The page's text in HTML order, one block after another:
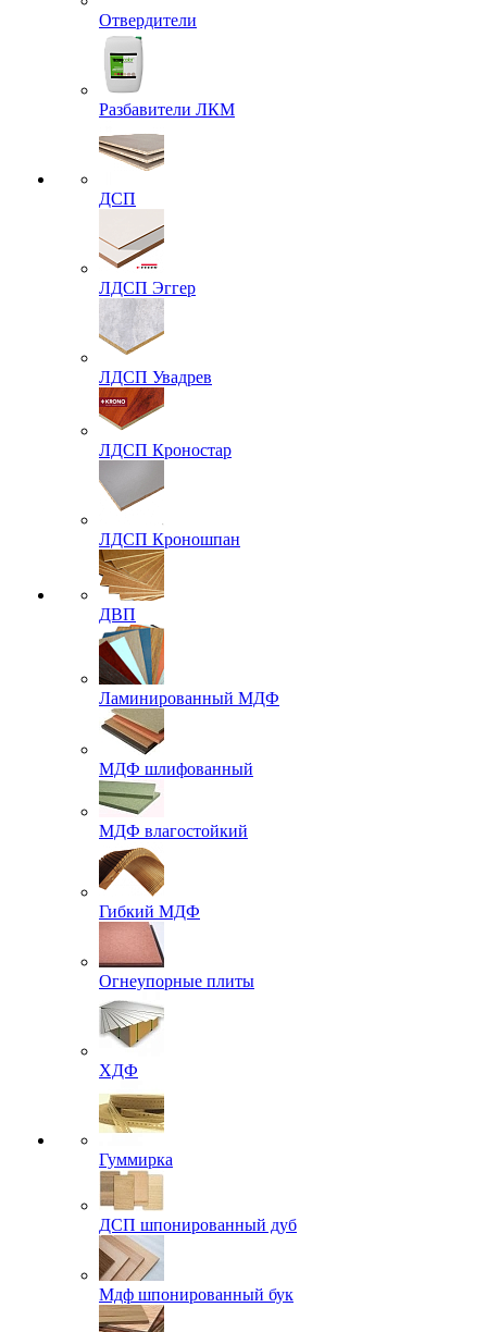
Отвердители
Разбавители ЛКМ
ДСП
ЛДСП Эггер
ЛДСП Увадрев
ЛДСП Кроностар
ЛДСП Кроношпан
ДВП
Ламинированный МДФ
МДФ шлифованный
МДФ влагостойкий
Гибкий МДФ
Огнеупорные плиты
ХДФ
Гуммирка
ДСП шпонированный дуб
Мдф шпонированный бук